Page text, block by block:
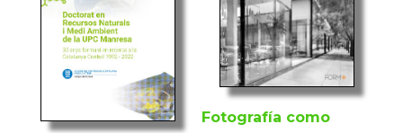
Fotografía como